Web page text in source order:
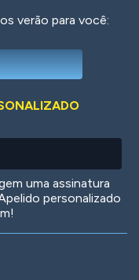
verão para você:
uma assinatura
personalizado